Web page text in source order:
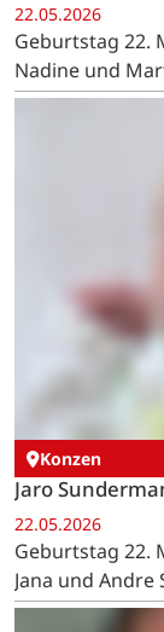
22.05.2026
Geburtstag 22.
Nadine und
Konzen
Jaro
22.05.2026
Geburtstag 22.
Jana und